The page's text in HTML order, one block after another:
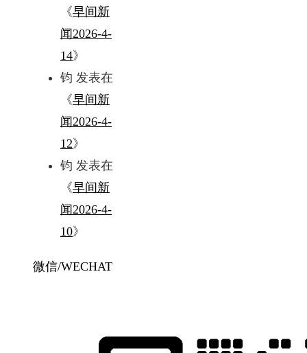
《早间新
闻2026-4-
14》
钧 发表在
《早间新
闻2026-4-
12》
钧 发表在
《早间新
闻2026-4-
10》
微信/WECHAT